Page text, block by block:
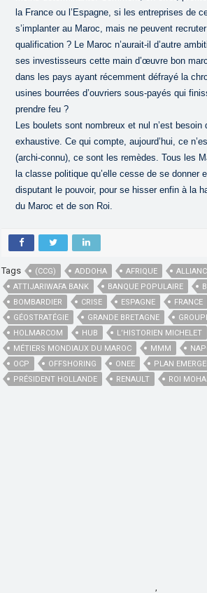
la France ou l’Espagne, si les entreprises de
s’implanter au Maroc, mais ne peuvent
qualification ? Le Maroc n’aurait-il d’autre
ses investisseurs cette main d’œuvre bon
dans les pays ayant récemment défrayé la
usines bourrées d’ouvriers sous-payés qui
prendre feu ?
Les boulets sont nombreux et nul n’est besoin
exhaustive. Ce qui compte, aujourd’hui, ce
(archi-connu), ce sont les remèdes. Tous les
la classe politique qu’elle cesse de se donner
disputant le pouvoir, pour se hisser enfin à la
du Maroc et de son Roi.
Tags (CCG) ADDOHA AFRIQUE
ATTIJARIWAFA BANK
BANQUE POPULAIRE
BOMBARDIER
CRISE ESPAGNE FRANCE
GÉOSTRATÉGIE
GRANDE BRETAGNE
HOLMARCOM
HUB
L’HISTORIEN MICHELET
MÉTIERS MONDIAUX DU MAROC
MMM
OCP
OFFSHORING ONEE
PLAN
PRÉSIDENT HOLLANDE
RENAULT ROI